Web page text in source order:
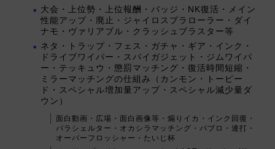
大会・上位勢・上位報酬・バッジ・NK復活・メイン
性能アップ・廃止・ジャイロスプラローラー・ダイ
ナモ・ヴァリアブル・クラッシュブラスター等
ネタ・トラップ・フェス・ガチャ・ギア・インク・
ドライブワイパー・スパイガジェット・ジムワイパ
ー・テッキュウ・懲罰マッチング・復活時間短縮・
ミラーマッチングの仕組み（カンモン・トーピー
ド・スペシャル増加量アップ・スペシャル減少量ダ
ウン）
面白動画・広場・面白画像等・煽りイカ・インク回復・
パラシェルター・オカシラマッチング・パブロ・連打・
オーバーフロッシャー・たいじ杯